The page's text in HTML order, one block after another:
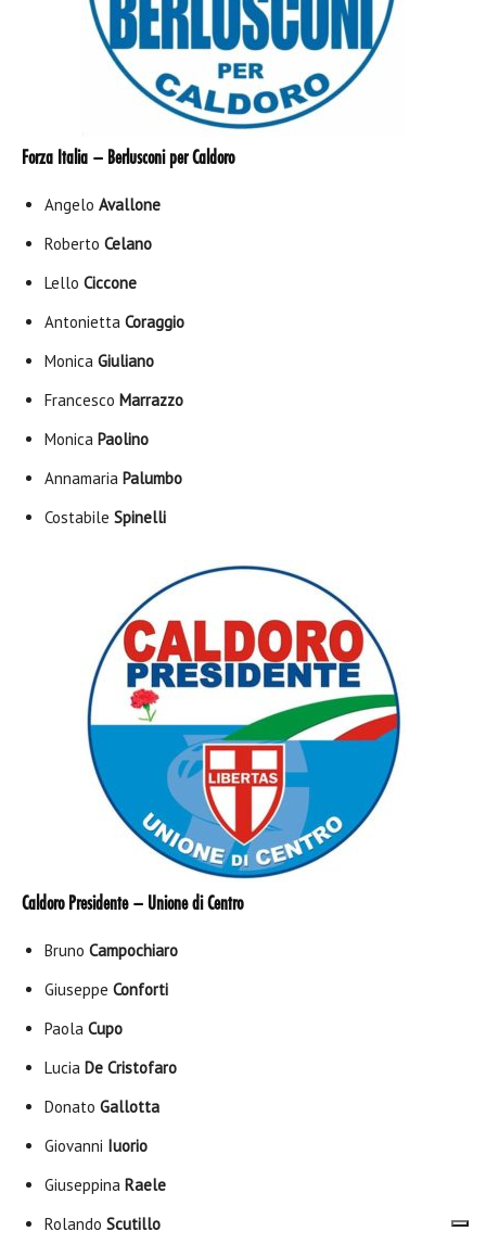
Forza Italia – Berlusconi per Caldoro
Angelo Avallone
Roberto Celano
Lello Ciccone
Antonietta Coraggio
Monica Giuliano
Francesco Marrazzo
Monica Paolino
Annamaria Palumbo
Costabile Spinelli
Caldoro Presidente – Unione di Centro
Bruno Campochiaro
Giuseppe Conforti
Paola Cupo
Lucia De Cristofaro
Donato Gallotta
Giovanni Iuorio
Giuseppina Raele
Rolando Scutillo